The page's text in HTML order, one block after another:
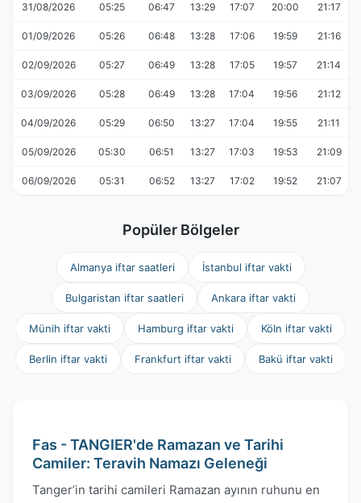
31/08/2026 05:25 06:47 13:29 17:07 20:00 21:17
01/09/2026 05:26 06:48 13:28 17:06 19:59 21:16
02/09/2026 05:27 06:49 13:28 17:05 19:57 21:14
03/09/2026 05:28 06:49 13:28 17:04 19:56 21:12
04/09/2026 05:29 06:50 13:27 17:04 19:55 21:11
05/09/2026 05:30 06:51 13:27 17:03 19:53 21:09
06/09/2026 05:31 06:52 13:27 17:02 19:52 21:07
Popüler Bölgeler
Almanya iftar saatleri İstanbul iftar vakti
Bulgaristan iftar saatleri Ankara iftar vakti
Münih iftar vakti Hamburg iftar vakti Köln iftar vakti
Berlin iftar vakti Frankfurt iftar vakti Bakü iftar vakti
Fas - TANGIER'de Ramazan ve Tarihi
Camiler: Teravih Namazı Geleneği
Tanger’in tarihi camileri Ramazan ayının ruhunu en